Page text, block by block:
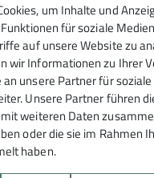
C Bergwandern
hat sich zu
Bestandteil der
entwickelt.
trifft sich
um Inhalte und
für soziale
auf unsere Website zu
wir Informationen zu Ihrer
unsere Partner für
Unsere Partner führen
weiteren Daten
oder die sie im Rahmen
haben.